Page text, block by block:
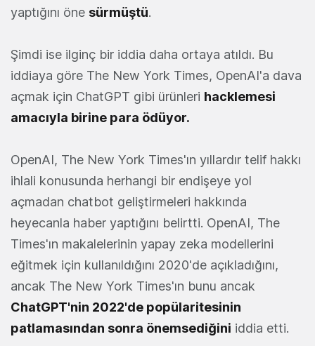
yaptığını öne sürmüştü.
Şimdi ise ilginç bir iddia daha ortaya atıldı. Bu
iddiaya göre The New York Times, OpenAI'a dava
açmak için ChatGPT gibi ürünleri hacklemesi
amacıyla birine para ödüyor.
OpenAI, The New York Times'ın yıllardır telif hakkı
ihlali konusunda herhangi bir endişeye yol
açmadan chatbot geliştirmeleri hakkında
heyecanla haber yaptığını belirtti. OpenAI, The
Times'ın makalelerinin yapay zeka modellerini
eğitmek için kullanıldığını 2020'de açıkladığını,
ancak The New York Times'ın bunu ancak
ChatGPT'nin 2022'de popülaritesinin
patlamasından sonra önemsediğini iddia etti.